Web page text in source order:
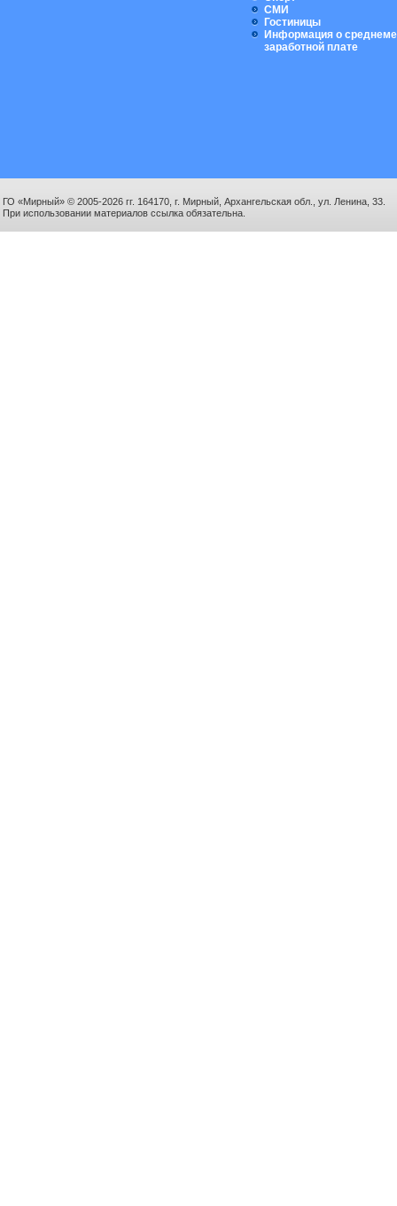
СМИ
Гостиницы
Информация о
заработной плате
ГО «Мирный» © 2005-2026 гг. 164170, г. Мирный, Архангельская обл., ул. Ленина, 33.
При использовании материалов ссылка обязательна.